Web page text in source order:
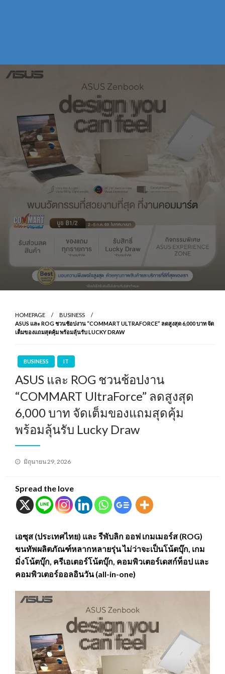
HOMEPAGE
BUSINESS
ASUS และ ROG ชวนช้อปงาน “COMMART ULTRAFORCE” ลดสูงสุด 6,000 บาท จัด
เต็มของแถมสุดคุ้ม พร้อมลุ้นรับ LUCKY DRAW
BUSINESS IT
ASUS และ ROG ชวนช้อปงาน
“COMMART UltraForce” ลดสูงสุด
6,000 บาท จัดเต็มของแถมสุดคุ้ม
พร้อมลุ้นรับ Lucky Draw
Posted
มิถุนายน 29, 2026
Spread the love
เอซุส (ประเทศไทย) และ รีพับลิก ออฟ เกมเมอร์ส (ROG)
ขนทัพผลิตภัณฑ์หลากหลายรุ่น ไม่ว่าจะเป็นโน้ตบุ๊ก, เกม
มิ่งโน้ตบุ๊ก, ครีเอเตอร์โน้ตบุ๊ก, คอมพิวเตอร์เดสก์ท็อป และ
คอมพิวเตอร์ออลอินวัน (all-in-one)